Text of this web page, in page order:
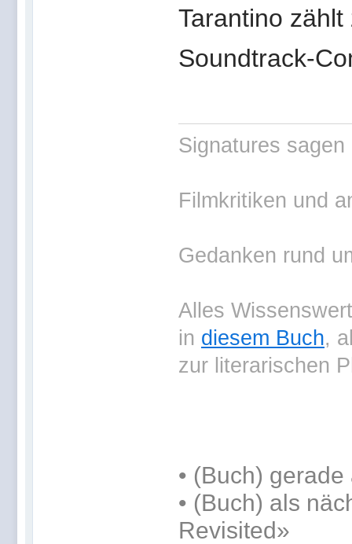
Tarantino
Soundtrack-
Signatures
Filmkritiken und
Gedanken rund
Alles
in diesem Buch,
zur literarischen
• (Buch) gerade
• (Buch) als
Revisited»